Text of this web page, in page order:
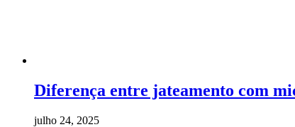
Diferença entre jateamento com
julho 24, 2025